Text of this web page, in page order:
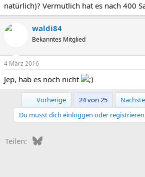
natürlich)? Vermutlich hat es nach 400
waldi84
Bekanntes Mitglied
4 März 2016
Jep, hab es noch nicht
Vorherige 24 von 25 Nächste
Du musst dich einloggen oder
Teilen: Bluesky